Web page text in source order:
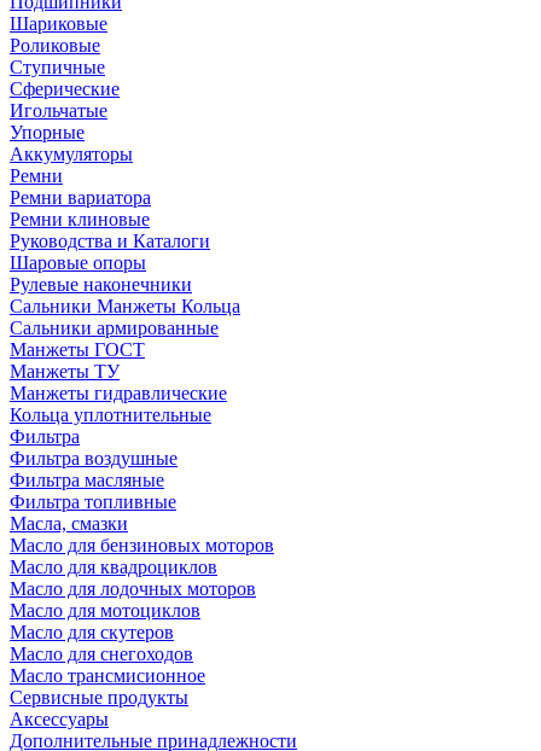
Шариковые
Роликовые
Ступичные
Сферические
Игольчатые
Упорные
Аккумуляторы
Ремни
Ремни вариатора
Ремни клиновые
Руководства и Каталоги
Шаровые опоры
Рулевые наконечники
Сальники Манжеты Кольца
Сальники армированные
Манжеты ГОСТ
Манжеты ТУ
Манжеты гидравлические
Кольца уплотнительные
Фильтра
Фильтра воздушные
Фильтра масляные
Фильтра топливные
Масла, смазки
Масло для бензиновых моторов
Масло для квадроциклов
Масло для лодочных моторов
Масло для мотоциклов
Масло для скутеров
Масло для снегоходов
Масло трансмисионное
Сервисные продукты
Аксессуары
Дополнительные принадлежности